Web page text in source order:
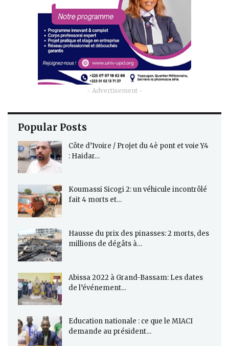
- Advertisement -
Popular Posts
Côte d’Ivoire / Projet du 4è pont et voie Y4
: Haidar…
Koumassi Sicogi 2: un véhicule incontrôlé
fait 4 morts et…
Hausse du prix des pinasses: 2 morts, des
millions de dégâts à…
Abissa 2022 à Grand-Bassam: Les dates
de l’événement…
Education nationale : ce que le MIACI
demande au président…